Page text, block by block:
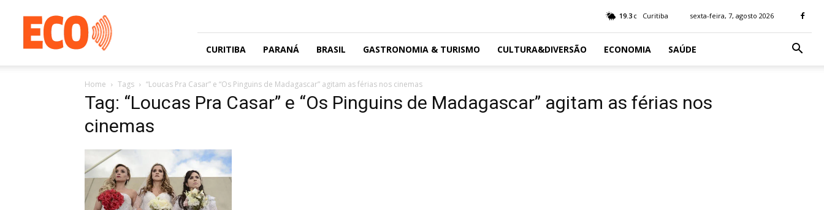
gratuito
com
circulação
19.3 C Curitiba sexta-feira, 7, agosto 2026
CURITIBA PARANÁ BRASIL GASTRONOMIA & TURISMO CULTURA&DIVERSÃO ECONOMIA SAÚDE
Home Tags “Loucas Pra Casar” e “Os Pinguins de Madagascar” agitam as férias nos cinemas
Tag: “Loucas Pra Casar” e “Os Pinguins de Madagascar” agitam as férias nos
cinemas